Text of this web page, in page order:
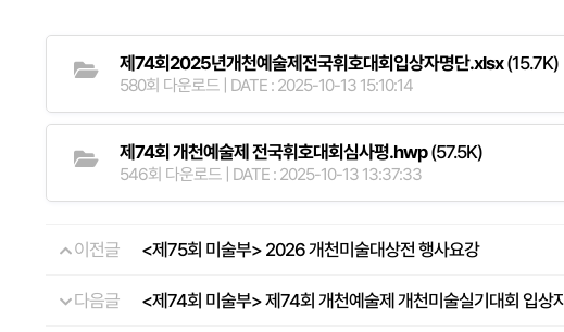
제74회2025년개천예술제전국휘호대회입상자명단.xlsx(15.7K)
580회 다운로드 | DATE : 2025-10-13 15:10:14
제74회 개천예술제 전국휘호대회심사평.hwp(57.5K)
546회 다운로드 | DATE : 2025-10-13 13:37:33
이전글 <제75회 미술부> 2026 개천미술대상전 행사요강
다음글 <제74회 미술부> 제74회 개천예술제 개천미술실기대회 입상